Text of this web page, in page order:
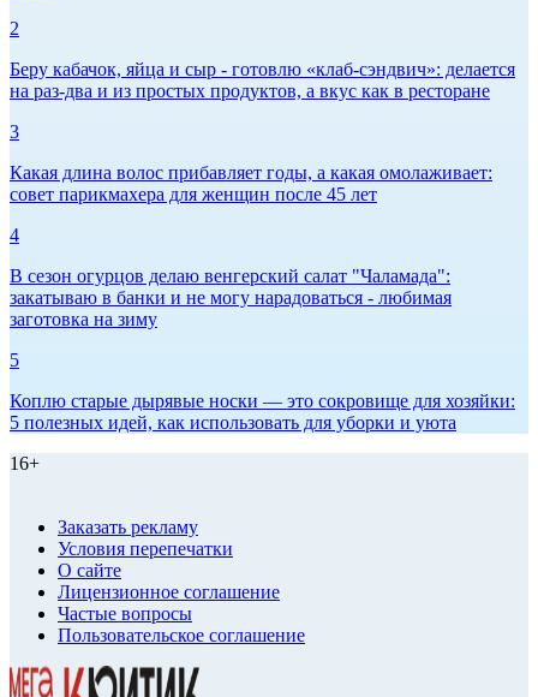
2
Беру кабачок, яйца и сыр - готовлю «клаб-сэндвич»: делается
на раз-два и из простых продуктов, а вкус как в ресторане
3
Какая длина волос прибавляет годы, а какая омолаживает:
совет парикмахера для женщин после 45 лет
4
В сезон огурцов делаю венгерский салат "Чаламада":
закатываю в банки и не могу нарадоваться - любимая
заготовка на зиму
5
Коплю старые дырявые носки — это сокровище для хозяйки:
5 полезных идей, как использовать для уборки и уюта
16+
Заказать рекламу
Условия перепечатки
О сайте
Лицензионное соглашение
Частые вопросы
Пользовательское соглашение